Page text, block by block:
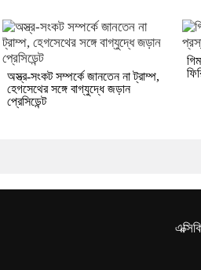
অস্ত্র-সংকট সম্পর্কে জানতেন না ট্রাম্প,
হেগসেথের সঙ্গে বাগ্‌যুদ্ধে জড়ান
প্রেসিডেন্ট